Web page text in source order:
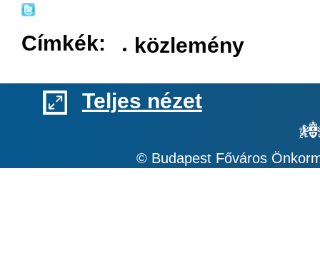
Címkék: közlemény
Teljes nézet
© Budapest Főváros